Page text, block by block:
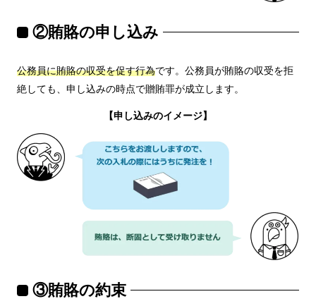
②賄賂の申し込み
公務員に賄賂の収受を促す行為です。公務員が賄賂の収受を拒
絶しても、申し込みの時点で贈賄罪が成立します。
【申し込みのイメージ】
③賄賂の約束